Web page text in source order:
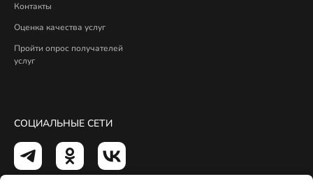
Контакты
Оценка качества услуг
Пройти опрос получателей
услуг
СОЦИАЛЬНЫЕ СЕТИ